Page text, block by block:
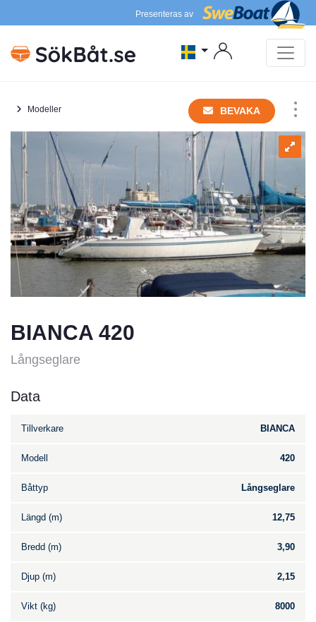
Presenteras av
Modeller BEVAKA
BIANCA 420
Långseglare
Data
Tillverkare BIANCA
Modell 420
Båttyp Långseglare
Längd (m) 12,75
Bredd (m) 3,90
Djup (m) 2,15
Vikt (kg) 8000